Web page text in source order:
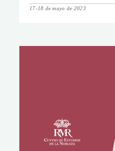
17-18 de mayo de 2023